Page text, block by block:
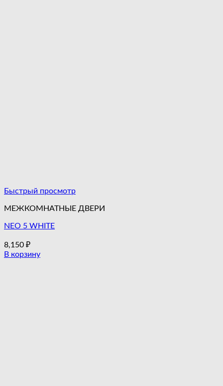
Быстрый просмотр
МЕЖКОМНАТНЫЕ ДВЕРИ
NEO 5 WHITE
8,150 ₽
В корзину